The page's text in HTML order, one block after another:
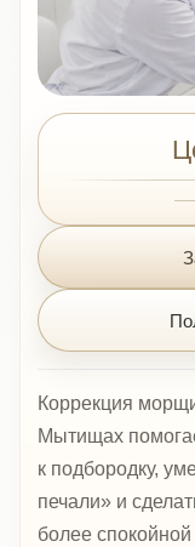
Коррекция
Мытищах
к подбородку,
печали» и
более